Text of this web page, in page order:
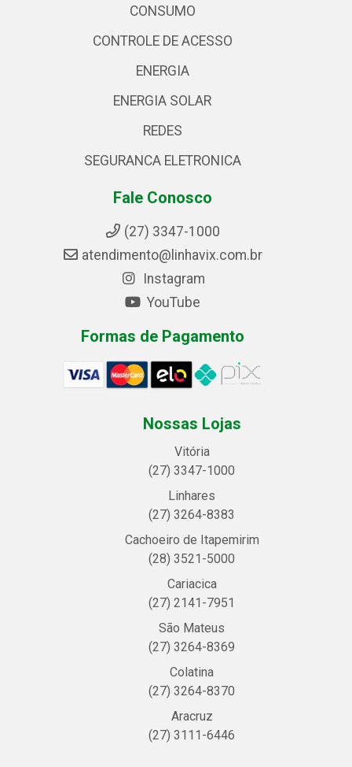
CONSUMO
CONTROLE DE ACESSO
ENERGIA
ENERGIA SOLAR
REDES
SEGURANCA ELETRONICA
Fale Conosco
(27) 3347-1000
atendimento@linhavix.com.br
Instagram
YouTube
Formas de Pagamento
Nossas Lojas
Vitória
(27) 3347-1000
Linhares
(27) 3264-8383
Cachoeiro de Itapemirim
(28) 3521-5000
Cariacica
(27) 2141-7951
São Mateus
(27) 3264-8369
Colatina
(27) 3264-8370
Aracruz
(27) 3111-6446